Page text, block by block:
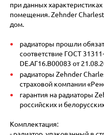
при данных
помещения. Zehnder
дом.
радиаторы прошли
соответствие ГОСТ
DE.АГ16.В00083 от
радиаторы Zehnder
страховой компании
гарантия на радиаторы
российских и
Комплектация: